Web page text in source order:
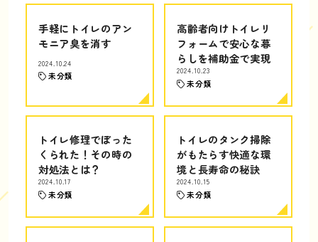
手軽にトイレのアン
モニア臭を消す
2024.10.24
未分類
高齢者向けトイレリ
フォームで安心な暮
らしを補助金で実現
2024.10.23
未分類
トイレ修理でぼった
くられた！その時の
対処法とは？
2024.10.17
未分類
トイレのタンク掃除
がもたらす快適な環
境と長寿命の秘訣
2024.10.15
未分類